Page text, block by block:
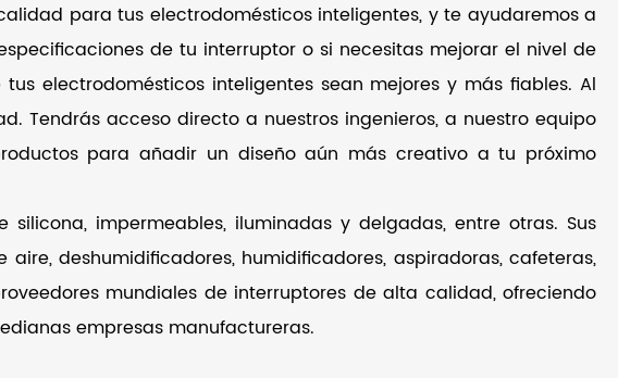
para tus electrodomésticos inteligentes, y te ayudaremos a
de tu interruptor o si necesitas mejorar el nivel de
electrodomésticos inteligentes sean mejores y más fiables. Al
Tendrás acceso directo a nuestros ingenieros, a nuestro equipo
para añadir un diseño aún más creativo a tu próximo
impermeables, iluminadas y delgadas, entre otras. Sus
deshumidificadores, humidificadores, aspiradoras, cafeteras,
mundiales de interruptores de alta calidad, ofreciendo
empresas manufactureras.